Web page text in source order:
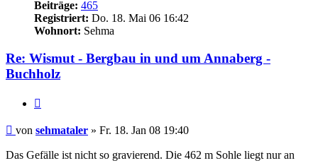
Beiträge: 465
Registriert: Do. 18. Mai 06 16:42
Wohnort: Sehma
Re: Wismut - Bergbau in und um Annaberg -
Buchholz
Beitrag
von sehmataler » Fr. 18. Jan 08 19:40
Das Gefälle ist nicht so gravierend. Die 462 m Sohle liegt nur an